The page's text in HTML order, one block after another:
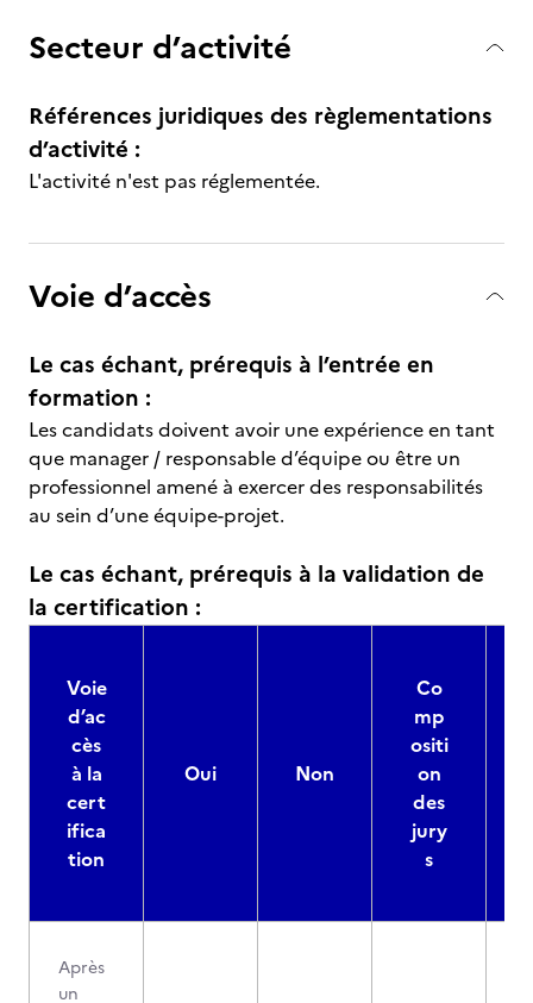
Secteur d’activité
Références juridiques des règlementations
d’activité :
L'activité n'est pas réglementée.
Voie d’accès
Le cas échant, prérequis à l’entrée en
formation :
Les candidats doivent avoir une expérience en tant
que manager / responsable d’équipe ou être un
professionnel amené à exercer des responsabilités
au sein d’une équipe-projet.
Le cas échant, prérequis à la validation de
la certification :
Voie
d’ac
cès
à la
cert
ifica
tion
Oui Non
Co
mp
ositi
on
des
jury
s
Après
un